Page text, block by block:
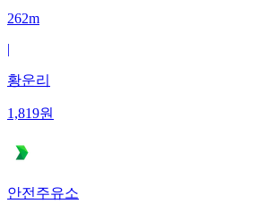
262m
|
황운리
1,819원
안전주유소